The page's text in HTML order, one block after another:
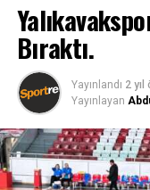
Bıraktı.
Yayınlandı 2 yıl
Yayınlayan